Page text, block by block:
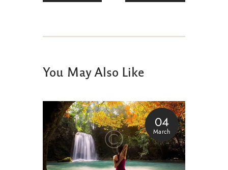
You May Also Like
04
March